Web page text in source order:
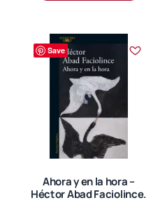
Las
de
Save
Ahora y en la hora –
Héctor Abad Faciolince.